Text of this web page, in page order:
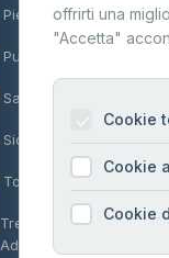
Piemonte
Puglia
Sardegna
Sicilia
Toscana
Trentino-Alto
Adige
offrirti una
"Accetta"
Cookie
Cookie
Cookie